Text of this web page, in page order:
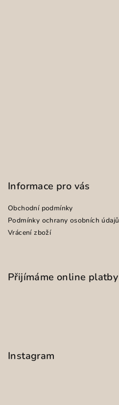
Informace pro vás
Obchodní podmínky
Podmínky ochrany osobních údajů
Vrácení zboží
Přijímáme online platby
Instagram